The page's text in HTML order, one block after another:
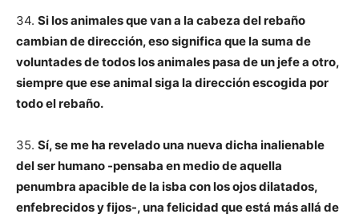
34. Si los animales que van a la cabeza del rebaño
cambian de dirección, eso significa que la suma de
voluntades de todos los animales pasa de un jefe a otro,
siempre que ese animal siga la dirección escogida por
todo el rebaño.
35. Sí, se me ha revelado una nueva dicha inalienable
del ser humano -pensaba en medio de aquella
penumbra apacible de la isba con los ojos dilatados,
enfebrecidos y fijos-, una felicidad que está más allá de